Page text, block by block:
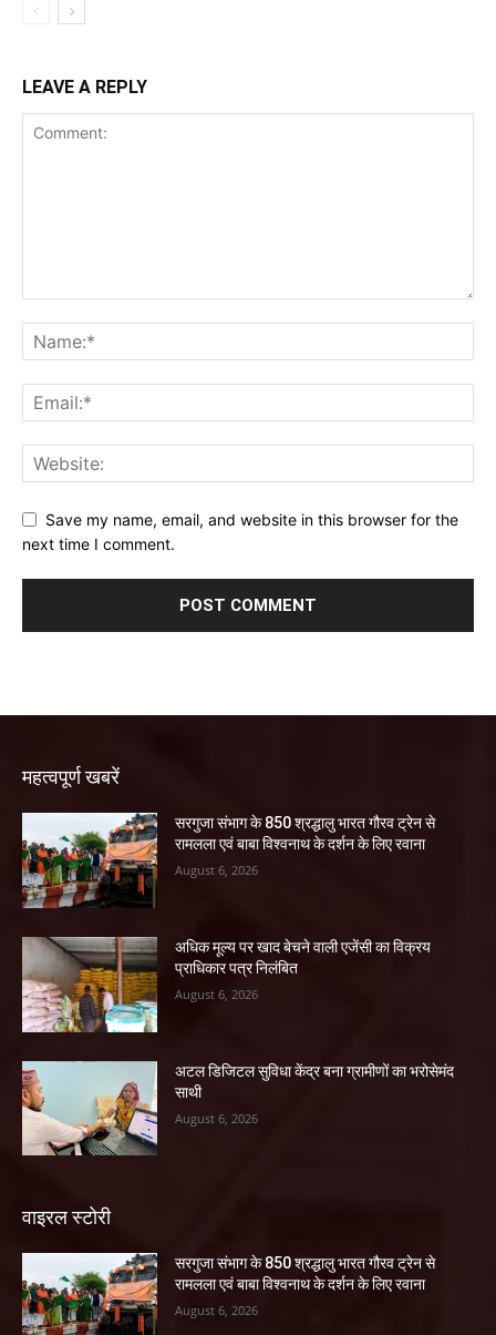
LEAVE A REPLY
Save my name, email, and website in this browser for the
next time I comment.
महत्वपूर्ण खबरें
सरगुजा संभाग के 850 श्रद्धालु भारत गौरव ट्रेन से
रामलला एवं बाबा विश्वनाथ के दर्शन के लिए रवाना
August 6, 2026
अधिक मूल्य पर खाद बेचने वाली एजेंसी का विक्रय
प्राधिकार पत्र निलंबित
August 6, 2026
अटल डिजिटल सुविधा केंद्र बना ग्रामीणों का भरोसेमंद
साथी
August 6, 2026
वाइरल स्टोरी
सरगुजा संभाग के 850 श्रद्धालु भारत गौरव ट्रेन से
रामलला एवं बाबा विश्वनाथ के दर्शन के लिए रवाना
August 6, 2026